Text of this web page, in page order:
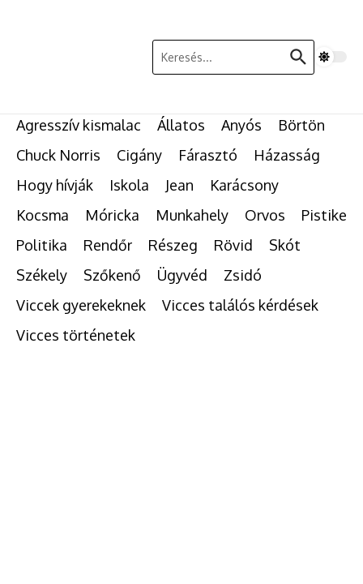
Keresés:
Agresszív kismalac Állatos Anyós
Börtön
Chuck Norris
Cigány Fárasztó
Házasság
Hogy hívják
Iskola Jean
Karácsony
Kocsma
Móricka Munkahely Orvos
Pistike
Politika
Rendőr Részeg Rövid
Skót
Székely
Szőkenő Ügyvéd
Zsidó
Viccek gyerekeknek
Vicces találós kérdések
Vicces történetek